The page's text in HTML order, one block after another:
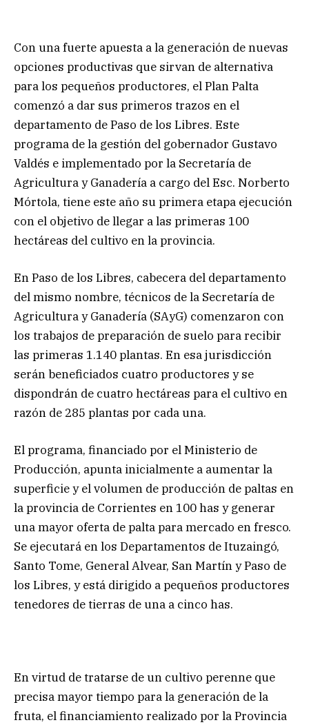
Con una fuerte apuesta a la generación de nuevas
opciones productivas que sirvan de alternativa
para los pequeños productores, el Plan Palta
comenzó a dar sus primeros trazos en el
departamento de Paso de los Libres. Este
programa de la gestión del gobernador Gustavo
Valdés e implementado por la Secretaría de
Agricultura y Ganadería a cargo del Esc. Norberto
Mórtola, tiene este año su primera etapa ejecución
con el objetivo de llegar a las primeras 100
hectáreas del cultivo en la provincia.
En Paso de los Libres, cabecera del departamento
del mismo nombre, técnicos de la Secretaría de
Agricultura y Ganadería (SAyG) comenzaron con
los trabajos de preparación de suelo para recibir
las primeras 1.140 plantas. En esa jurisdicción
serán beneficiados cuatro productores y se
dispondrán de cuatro hectáreas para el cultivo en
razón de 285 plantas por cada una.
El programa, financiado por el Ministerio de
Producción, apunta inicialmente a aumentar la
superficie y el volumen de producción de paltas en
la provincia de Corrientes en 100 has y generar
una mayor oferta de palta para mercado en fresco.
Se ejecutará en los Departamentos de Ituzaingó,
Santo Tome, General Alvear, San Martín y Paso de
los Libres, y está dirigido a pequeños productores
tenedores de tierras de una a cinco has.
En virtud de tratarse de un cultivo perenne que
precisa mayor tiempo para la generación de la
fruta, el financiamiento realizado por la Provincia